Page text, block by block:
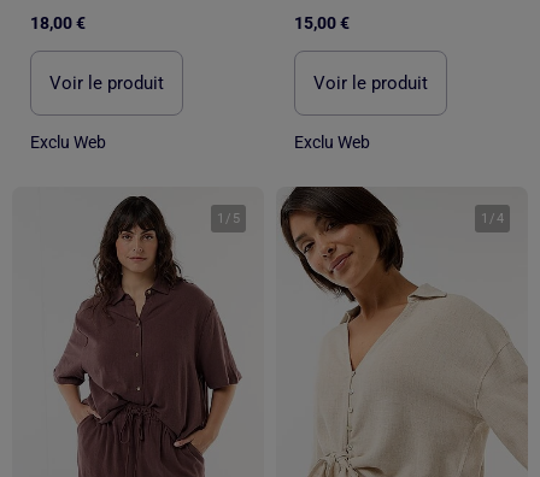
18,00 €
Voir le produit
Exclu Web
15,00 €
Voir le produit
Exclu Web
1 / 5 1 /4